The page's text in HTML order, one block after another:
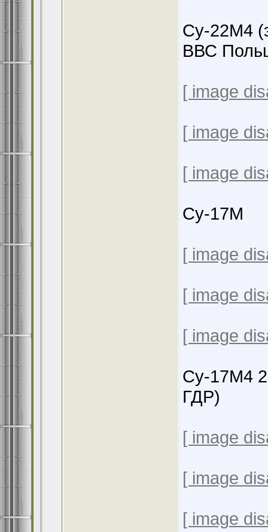
Су-22М4
ВВС
[ image
[ image
[ image
Су-17М
[ image
[ image
[ image
Су-17М4
ГДР)
[ image
[ image
[ image